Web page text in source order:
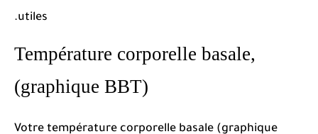
utiles.
Température corporelle basale,
(graphique BBT)
Votre température corporelle basale (graphique